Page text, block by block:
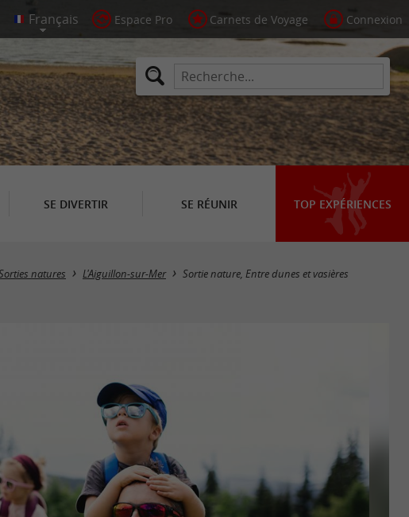
Espace Pro Carnets de Voyage Connexion
SE DIVERTIR SE RÉUNIR TOP EXPÉRIENCES
natures L'Aiguillon-sur-Mer Sortie nature, Entre dunes et vasières